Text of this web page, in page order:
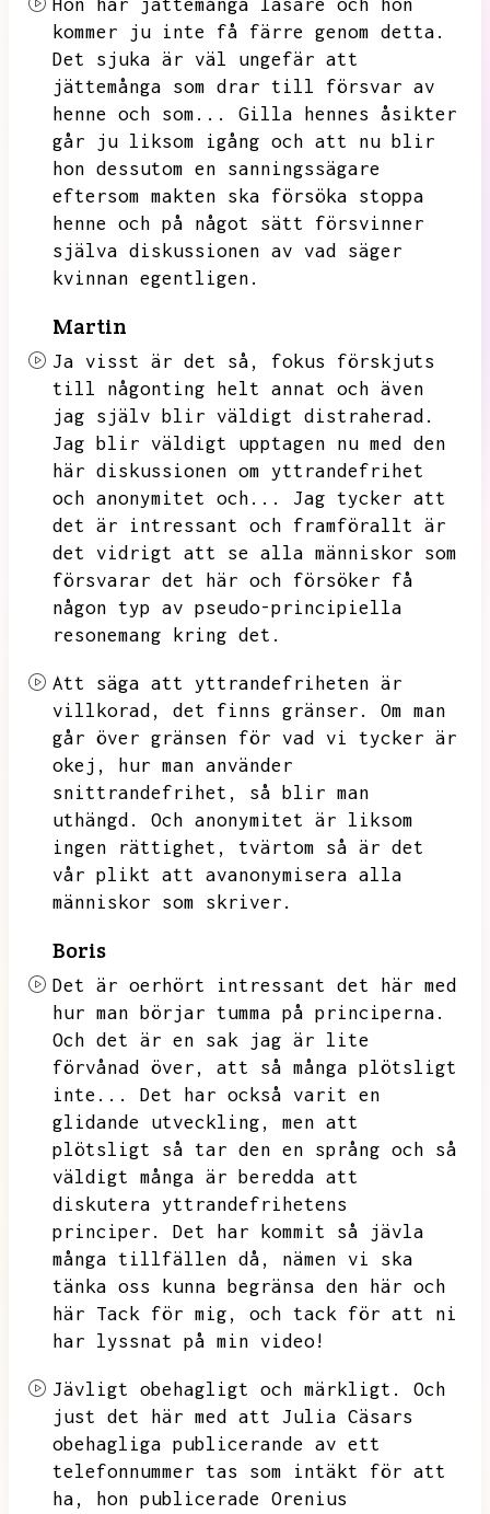
Hon har jättemånga läsare och hon
kommer ju inte få färre genom detta.
Det sjuka är väl ungefär att
jättemånga som drar till försvar av
henne och som...
Gilla hennes åsikter
går ju liksom igång och att nu blir
hon dessutom en sanningssägare
eftersom makten ska försöka stoppa
henne och på något sätt försvinner
själva diskussionen av vad säger
kvinnan egentligen.
Martin
Ja visst är det så,
fokus förskjuts
till någonting helt annat och även
jag själv blir väldigt distraherad.
Jag blir väldigt upptagen nu med den
här diskussionen om yttrandefrihet
och anonymitet och...
Jag tycker att
det är intressant och framförallt är
det vidrigt att se alla människor som
försvarar det här och försöker få
någon typ av pseudo-principiella
resonemang kring det.
Att säga att yttrandefriheten är
villkorad,
det finns gränser.
Om man
går över gränsen för vad vi tycker är
okej,
hur man använder
snittrandefrihet,
så blir man
uthängd.
Och anonymitet är liksom
ingen rättighet,
tvärtom så är det
vår plikt att avanonymisera alla
människor som skriver.
Boris
Det är oerhört intressant det här med
hur man börjar tumma på principerna.
Och det är en sak jag är lite
förvånad över,
att så många plötsligt
inte...
Det har också varit en
glidande utveckling,
men att
plötsligt så tar den en språng och så
väldigt många är beredda att
diskutera yttrandefrihetens
principer.
Det har kommit så jävla
många tillfällen då,
nämen vi ska
tänka oss kunna begränsa den här och
här Tack för mig,
och tack för att ni
har lyssnat på min video!
Jävligt obehagligt och märkligt.
Och
just det här med att Julia Cäsars
obehagliga publicerande av ett
telefonnummer tas som intäkt för att
ha,
hon publicerade Orenius